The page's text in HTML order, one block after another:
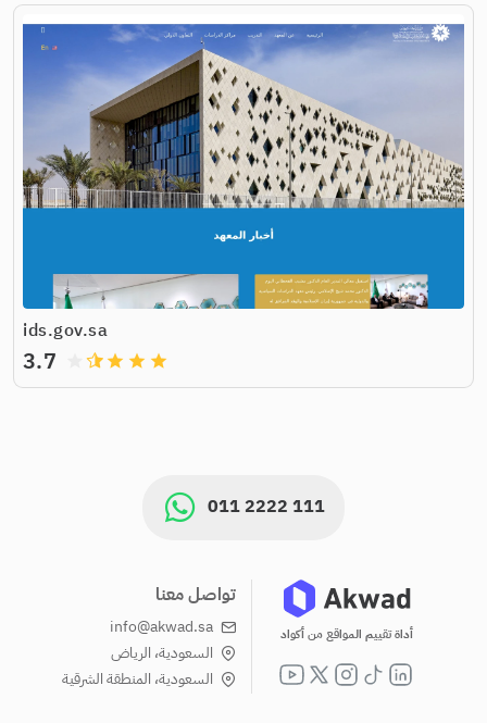
ids.gov.sa
grade
grade
grade
3.7
011 2222 111
أداة تقييم المواقع من أكواد
تواصل معنا
info@akwad.sa
السعودية، الرياض
السعودية، المنطقة الشرقية